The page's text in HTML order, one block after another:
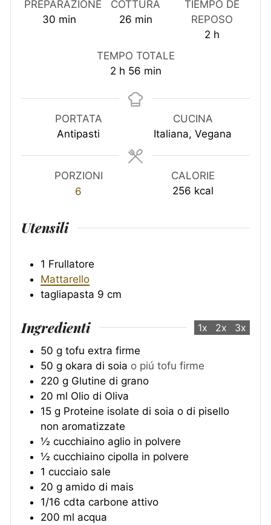
PREPARAZIONE
30 minuti
min
COTTURA
26minuti
min
TIEMPO DE
REPOSO
2ore
h
TEMPO TOTALE
2ore
h 56minuti
min
PORTATA
Antipasti
CUCINA
Italiana, Vegana
PORZIONI
6
CALORIE
256 kcal
Utensili
1 Frullatore
Mattarello
tagliapasta 9 cm
Ingredienti 1x 2x
3x
50 g tofu extra firme
50 g okara di soia o piú tofu firme
220 g Glutine di grano
20 ml Olio di Oliva
15 g Proteine isolate di soia o di pisello
non aromatizzate
½ cucchiaino aglio in polvere
½ cucchiaino cipolla in polvere
1 cucciaio sale
20 g amido di mais
1/16 cdta carbone attivo
200 ml acqua